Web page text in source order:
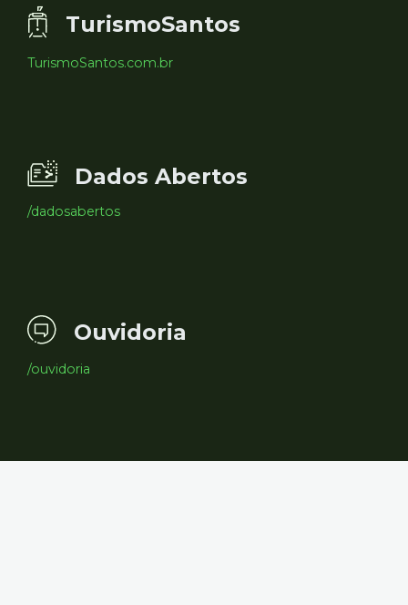
TurismoSantos
TurismoSantos.com.br
Dados Abertos
/dadosabertos
Ouvidoria
/ouvidoria